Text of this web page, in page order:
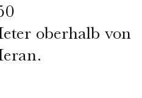
oberhalb von